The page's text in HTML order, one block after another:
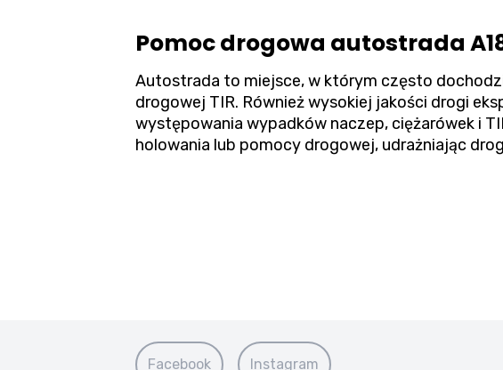
Pomoc drogowa autostrada
Autostrada to miejsce, w którym często
drogowej TIR. Również wysokiej jakości drogi
występowania wypadków naczep, ciężarówek i
holowania lub pomocy drogowej, udrażniając
Facebook Instagram